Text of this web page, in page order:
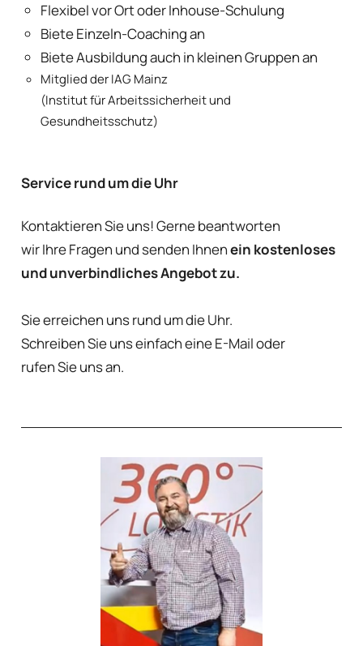
Flexibel vor Ort oder Inhouse-Schulung
Biete Einzeln-Coaching an
Biete Ausbildung auch in kleinen Gruppen an
Mitglied der IAG Mainz
(Institut für Arbeitssicherheit und
Gesundheitsschutz)
Service rund um die Uhr
Kontaktieren Sie uns! Gerne beantworten
wir Ihre Fragen und senden Ihnenein kostenloses
und unverbindliches Angebotzu.
Sie erreichen uns rund um die Uhr.
Schreiben Sie uns einfach eine E-Mail oder
rufen Sie uns an.